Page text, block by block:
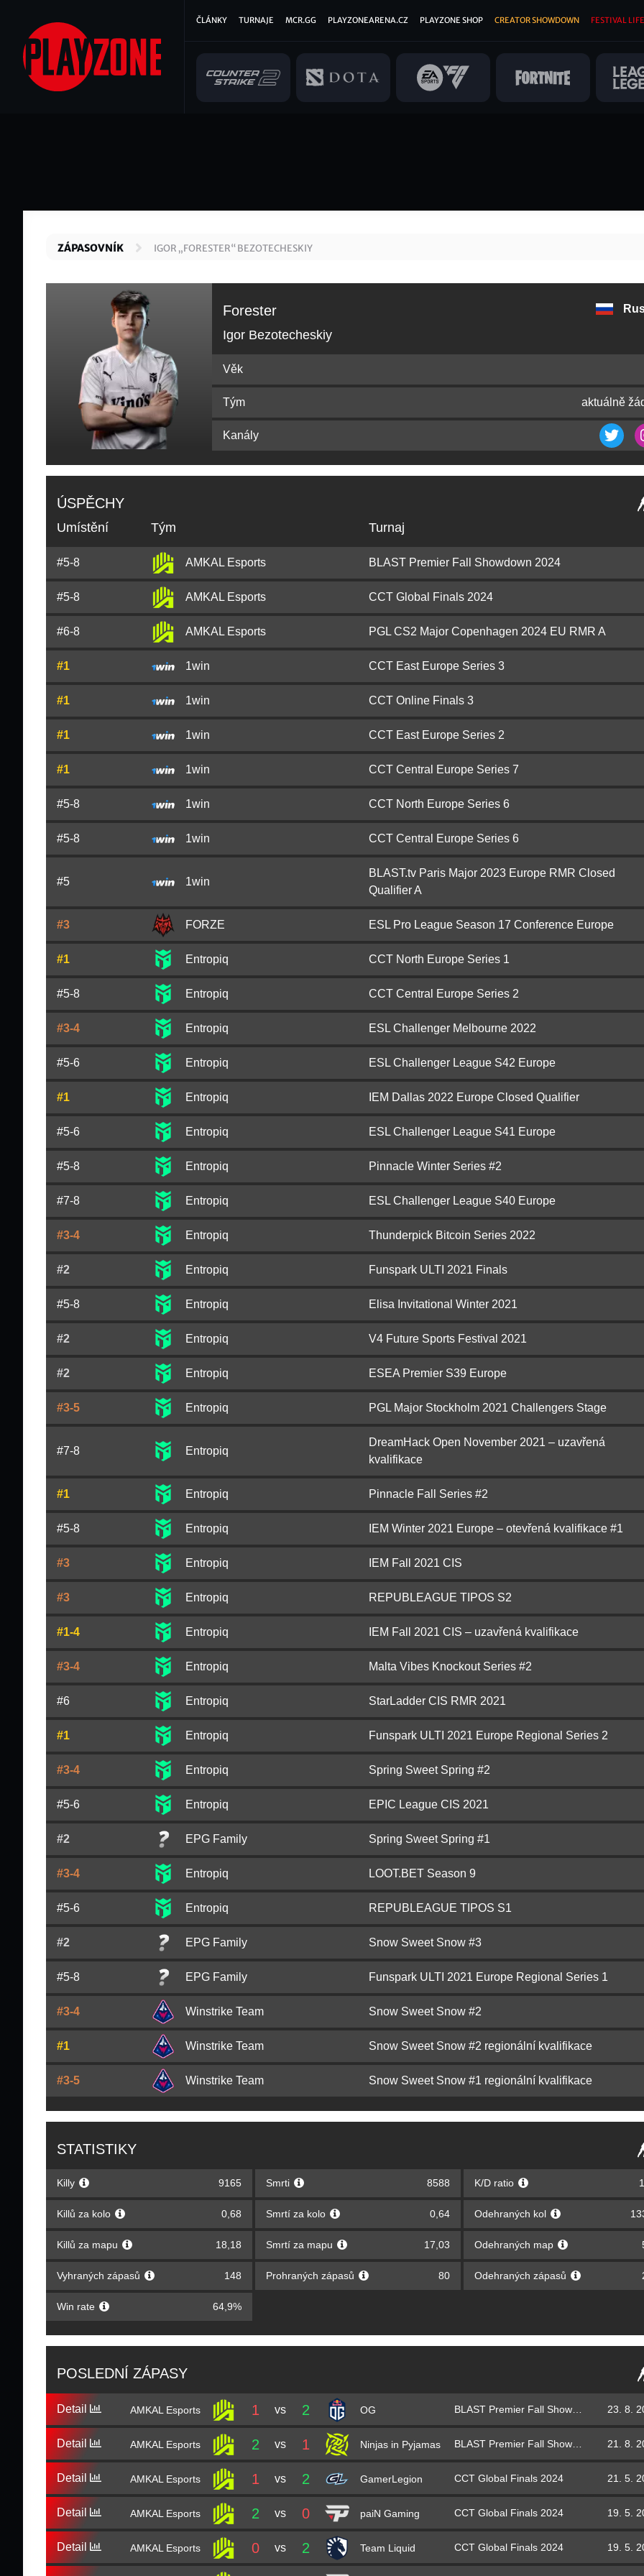
hlavnímu
obsahu
Hlavní
ČLÁNKY TURNAJE MCR.GG PLAYZONEARENA.CZ PLAYZONE SHOP CREATOR SHOWDOWN FESTIVAL
ZÁPASOVNÍK IGOR „FORESTER“ BEZOTECHESKIY
Forester
Igor Bezotecheskiy
Věk
Tým aktuálně
Kanály
ÚSPĚCHY
Umístění Tým Turnaj
#5-8 AMKAL Esports BLAST Premier Fall Showdown 2024
#5-8 AMKAL Esports CCT Global Finals 2024
#6-8 AMKAL Esports PGL CS2 Major Copenhagen 2024 EU RMR A
#1 1win CCT East Europe Series 3
#1 1win CCT Online Finals 3
#1 1win CCT East Europe Series 2
#1 1win CCT Central Europe Series 7
#5-8 1win CCT North Europe Series 6
#5-8 1win CCT Central Europe Series 6
#5 1win
BLAST.tv Paris Major 2023 Europe RMR Closed
Qualifier A
#3 FORZE ESL Pro League Season 17 Conference Europe
#1 Entropiq CCT North Europe Series 1
#5-8 Entropiq CCT Central Europe Series 2
#3-4 Entropiq ESL Challenger Melbourne 2022
#5-6 Entropiq ESL Challenger League S42 Europe
#1 Entropiq IEM Dallas 2022 Europe Closed Qualifier
#5-6 Entropiq ESL Challenger League S41 Europe
#5-8 Entropiq Pinnacle Winter Series #2
#7-8 Entropiq ESL Challenger League S40 Europe
#3-4 Entropiq Thunderpick Bitcoin Series 2022
#2 Entropiq Funspark ULTI 2021 Finals
#5-8 Entropiq Elisa Invitational Winter 2021
#2 Entropiq V4 Future Sports Festival 2021
#2 Entropiq ESEA Premier S39 Europe
#3-5 Entropiq PGL Major Stockholm 2021 Challengers Stage
#7-8 Entropiq
DreamHack Open November 2021 – uzavřená
kvalifikace
#1 Entropiq Pinnacle Fall Series #2
#5-8 Entropiq IEM Winter 2021 Europe – otevřená kvalifikace #1
#3 Entropiq IEM Fall 2021 CIS
#3 Entropiq REPUBLEAGUE TIPOS S2
#1-4 Entropiq IEM Fall 2021 CIS – uzavřená kvalifikace
#3-4 Entropiq Malta Vibes Knockout Series #2
#6 Entropiq StarLadder CIS RMR 2021
#1 Entropiq Funspark ULTI 2021 Europe Regional Series 2
#3-4 Entropiq Spring Sweet Spring #2
#5-6 Entropiq EPIC League CIS 2021
#2 EPG Family Spring Sweet Spring #1
#3-4 Entropiq LOOT.BET Season 9
#5-6 Entropiq REPUBLEAGUE TIPOS S1
#2 EPG Family Snow Sweet Snow #3
#5-8 EPG Family Funspark ULTI 2021 Europe Regional Series 1
#3-4 Winstrike Team Snow Sweet Snow #2
#1 Winstrike Team Snow Sweet Snow #2 regionální kvalifikace
#3-5 Winstrike Team Snow Sweet Snow #1 regionální kvalifikace
STATISTIKY
Killy 9165 Smrti 8588 K/D ratio
Killů za kolo 0,68 Smrtí za kolo 0,64 Odehraných kol
Killů za mapu 18,18 Smrtí za mapu 17,03 Odehraných map
Vyhraných zápasů 148 Prohraných zápasů 80 Odehraných zápasů
Win rate 64,9%
POSLEDNÍ ZÁPASY
Detail AMKAL Esports 1 vs 2 OG BLAST Premier Fall Showdown 2024 23. 8.
Detail AMKAL Esports 2 vs 1 Ninjas in Pyjamas BLAST Premier Fall Showdown 2024 21. 8.
Detail AMKAL Esports 1 vs 2 GamerLegion CCT Global Finals 2024 21. 5.
Detail AMKAL Esports 2 vs 0 paiN Gaming CCT Global Finals 2024 19. 5.
Detail AMKAL Esports 0 vs 2 Team Liquid CCT Global Finals 2024 19. 5.